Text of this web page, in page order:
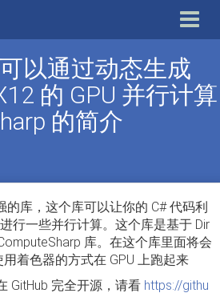
Toggle
以通过动态生成
的 GPU 并行计算
的简介
的库，这个库可以让你的 C# 代码利
行一些并行计算。这个库是基于 Dir
库。在这个库里面将会
着色器的方式在 GPU 上跑起来
GitHub 完全开源，请看 https://githu